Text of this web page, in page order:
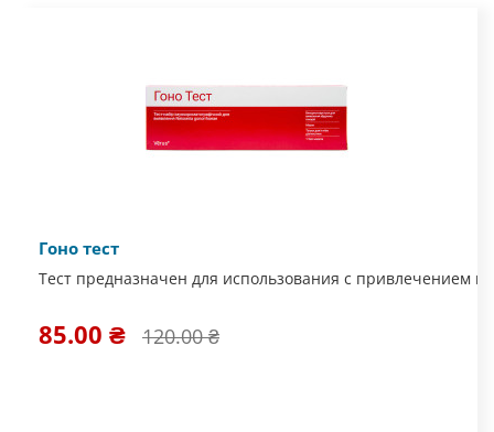
Гоно тест
Тест предназначен для использования с привлечением
85.00 ₴ 120.00 ₴